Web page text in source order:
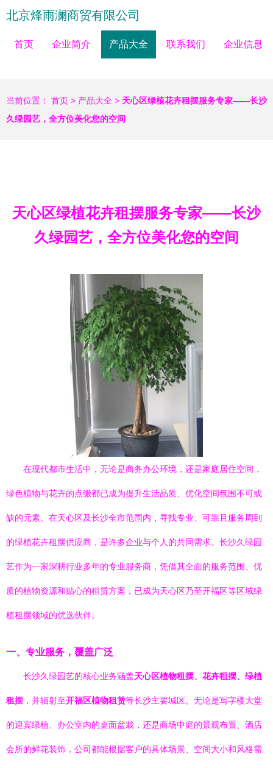
北京烽雨澜商贸有限公司
首页 企业简介 产品大全 联系我们 企业信息
当前位置： 首页 > 产品大全 > 天心区绿植花卉租摆服务专家——长沙
久绿园艺，全方位美化您的空间
天心区绿植花卉租摆服务专家——长沙
久绿园艺，全方位美化您的空间
在现代都市生活中，无论是商务办公环境，还是家庭居住空间，
绿色植物与花卉的点缀都已成为提升生活品质、优化空间氛围不可或
缺的元素。在天心区及长沙全市范围内，寻找专业、可靠且服务周到
的绿植花卉租摆供应商，是许多企业与个人的共同需求。长沙久绿园
艺作为一家深耕行业多年的专业服务商，凭借其全面的服务范围、优
质的植物资源和贴心的租赁方案，已成为天心区乃至开福区等区域绿
植租摆领域的优选伙伴。
一、专业服务，覆盖广泛
长沙久绿园艺的核心业务涵盖天心区植物租摆、花卉租摆、绿植
租摆 ，并辐射至开福区植物租赁等长沙主要城区。无论是写字楼大堂
的迎宾绿植、办公室内的桌面盆栽，还是商场中庭的景观布置、酒店
会所的鲜花装饰，公司都能根据客户的具体场景、空间大小和风格需